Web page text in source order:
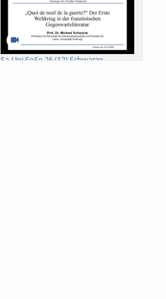
Sa-Uni SoSe 26 (12) Schwarze